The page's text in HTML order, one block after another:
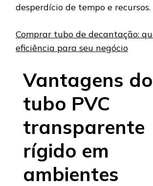
desperdício de tempo e recursos.
Comprar tubo de decantação:
eficiência para seu negócio
Vantagens do
tubo PVC
transparente
rígido em
ambientes